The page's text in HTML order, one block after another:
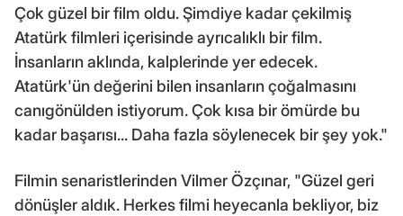
Çok güzel bir film oldu. Şimdiye kadar çekilmiş
Atatürk filmleri içerisinde ayrıcalıklı bir film.
İnsanların aklında, kalplerinde yer edecek.
Atatürk'ün değerini bilen insanların çoğalmasını
canıgönülden istiyorum. Çok kısa bir ömürde bu
kadar başarısı... Daha fazla söylenecek bir şey yok."
Filmin senaristlerinden Vilmer Özçınar, "Güzel geri
dönüşler aldık. Herkes filmi heyecanla bekliyor, biz